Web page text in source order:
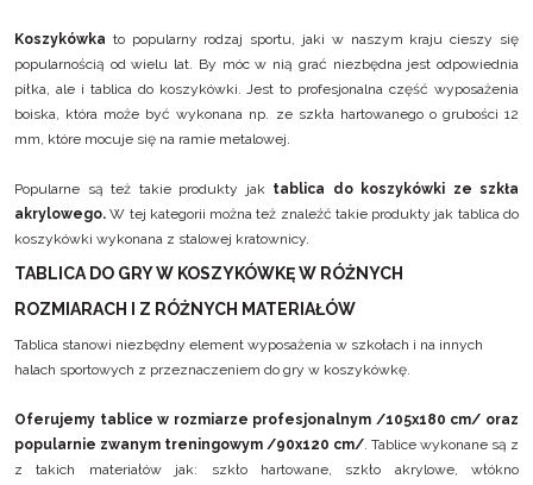
Koszykówka to popularny rodzaj sportu, jaki w naszym kraju cieszy się
popularnością od wielu lat. By móc w nią grać niezbędna jest odpowiednia
piłka, ale i tablica do koszykówki. Jest to profesjonalna część wyposażenia
boiska, która może być wykonana np. ze szkła hartowanego o grubości 12
mm, które mocuje się na ramie metalowej.
Popularne są też takie produkty jak tablica do koszykówki ze szkła
akrylowego. W tej kategorii można też znaleźć takie produkty jak tablica do
koszykówki wykonana z stalowej kratownicy.
TABLICA DO GRY W KOSZYKÓWKĘ W RÓŻNYCH
ROZMIARACH I Z RÓŻNYCH MATERIAŁÓW
Tablica stanowi niezbędny element wyposażenia w szkołach i na innych
halach sportowych z przeznaczeniem do gry w koszykówkę.
Oferujemy tablice w rozmiarze profesjonalnym /105x180 cm/ oraz
popularnie zwanym treningowym /90x120 cm/. Tablice wykonane są z
z takich materiałów jak: szkło hartowane, szkło akrylowe, włókno